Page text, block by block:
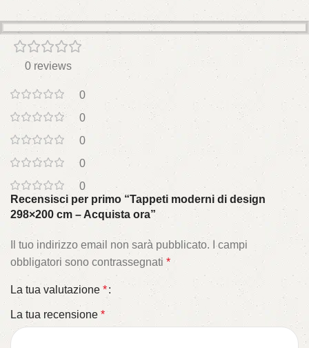
0 reviews
0
0
0
0
0
Recensisci per primo “Tappeti moderni di design
298×200 cm – Acquista ora”
Il tuo indirizzo email non sarà pubblicato. I campi
obbligatori sono contrassegnati *
La tua valutazione *
La tua recensione *